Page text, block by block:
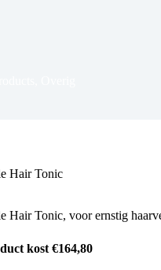
Hair Tonic
Hair Tonic, voor ernstig
kost €164,80